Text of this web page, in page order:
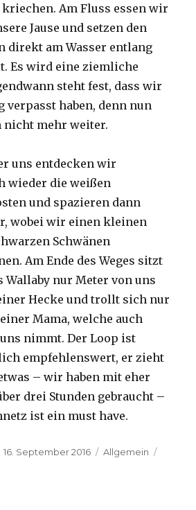
kriechen. Am Fluss essen wir
Jause und setzen den
direkt am Wasser entlang
Es wird eine ziemliche
steht fest, dass wir
verpasst haben, denn nun
mehr weiter.
uns entdecken wir
wieder die weißen
und spazieren dann
wobei wir einen kleinen
Schwänen
Am Ende des Weges sitzt
nur Meter von uns
Hecke und trollt sich nur
Mama, welche auch
nimmt. Der Loop ist
empfehlenswert, er zieht
– wir haben mit eher
drei Stunden gebraucht –
ist ein must have.
Veröffentlicht
16. September 2016 Kategorien
Allgemein